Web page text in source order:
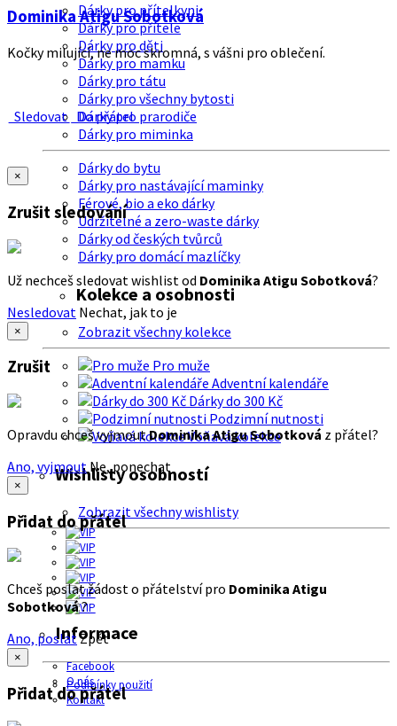
Dárky pro přítelkyni
Dárky pro přítele
Dárky pro děti
Dárky pro mamku
Dárky pro tátu
Dárky pro všechny bytosti
Dárky pro prarodiče
Dárky pro miminka
Dárky do bytu
Dárky pro nastávající maminky
Férové, bio a eko dárky
Udržitelné a zero-waste dárky
Dárky od českých tvůrců
Dárky pro domácí mazlíčky
Kolekce a osobnosti
Zobrazit všechny kolekce
Pro muže
Adventní kalendáře
Dárky do 300 Kč
Podzimní nutnosti
Voňavá kolekce
Wishlisty osobností
Zobrazit všechny wishlisty
Informace
Facebook
O nás
Podmínky použití
Kontakt
Dominika Atigu Sobotková
Kočky milující, ne moc skromná, s vášni pro oblečení.
Sledovat Do přátel
×
Zrušit sledování
Už nechceš sledovat wishlist od Dominika Atigu Sobotková?
Nesledovat Nechat, jak to je
×
Zrušit
Opravdu chceš vyjmoutDominika Atigu Sobotková z přátel?
Ano, vyjmout Ne, ponechat
×
Přidat do přátel
Chceš poslat žádost o přátelství pro Dominika Atigu
Sobotková?
Ano, poslatZpět
×
Přidat do přátel